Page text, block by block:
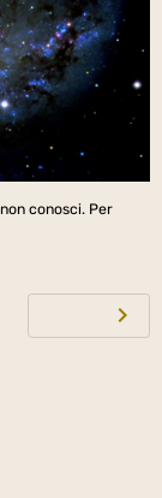
conosci. Per